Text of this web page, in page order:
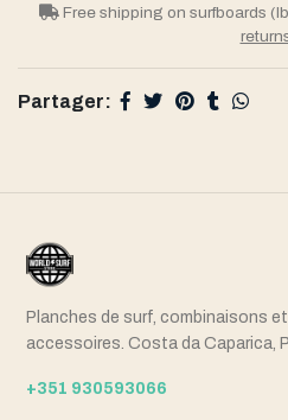
Free shipping on surfboards
Partager:
Planches de surf, combinaisons et
accessoires. Costa da Caparica,
+351 930593066